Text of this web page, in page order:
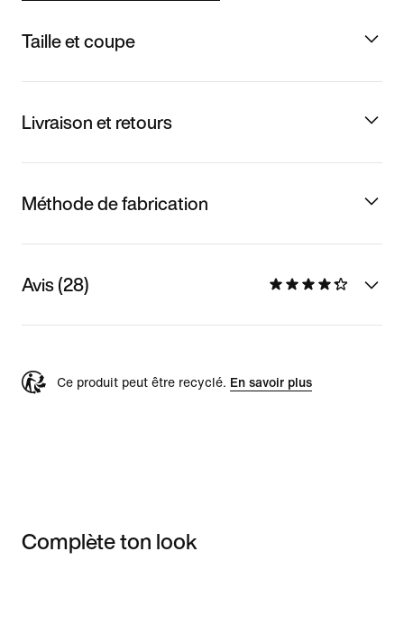
Taille et coupe
Livraison et retours
Méthode de fabrication
Avis (28)
Ce produit peut être recyclé. En savoir plus
Complète ton look